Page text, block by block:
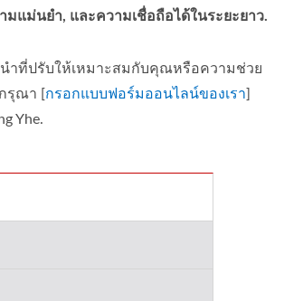
มแม่นยำ, และความเชื่อถือได้ในระยะยาว.
ำที่ปรับให้เหมาะสมกับคุณหรือความช่วย
รุณา [ กรอกแบบฟอร์มออนไลน์ของเรา
Yhe.